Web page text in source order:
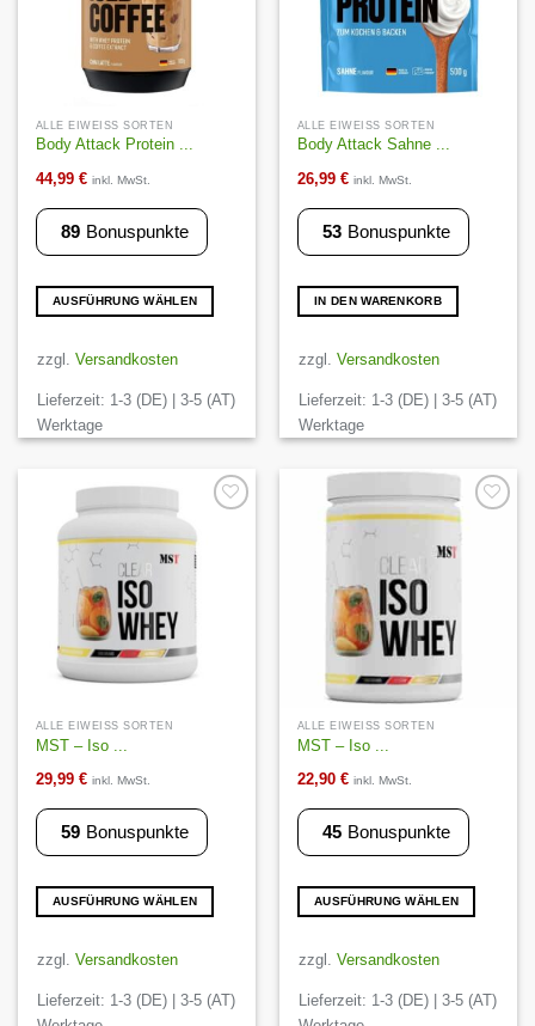
gewählt
werden
ALLE EIWEISS SORTEN
Body Attack Protein ...
44,99 € inkl. MwSt.
89 Bonuspunkte
AUSFÜHRUNG WÄHLEN
Produkt
mehrere
Varianten
auf.
Optionen
können
Produktseite
gewählt
werden
zzgl. Versandkosten
Lieferzeit: 1-3 (DE) | 3-5 (AT)
Werktage
ALLE EIWEISS SORTEN
Body Attack Sahne ...
26,99 € inkl. MwSt.
53 Bonuspunkte
IN DEN WARENKORB
zzgl. Versandkosten
Lieferzeit: 1-3 (DE) | 3-5 (AT)
Werktage
Auf die
Wunschliste
ALLE EIWEISS SORTEN
MST – Iso ...
29,99 € inkl. MwSt.
59 Bonuspunkte
AUSFÜHRUNG WÄHLEN
Produkt
mehrere
zzgl. Versandkosten
Lieferzeit: 1-3 (DE) | 3-5 (AT)
Auf die
ALLE EIWEISS SORTEN
MST – Iso ...
22,90 € inkl. MwSt.
45 Bonuspunkte
AUSFÜHRUNG WÄHLEN
Produkt
mehrere
zzgl. Versandkosten
Lieferzeit: 1-3 (DE) | 3-5 (AT)